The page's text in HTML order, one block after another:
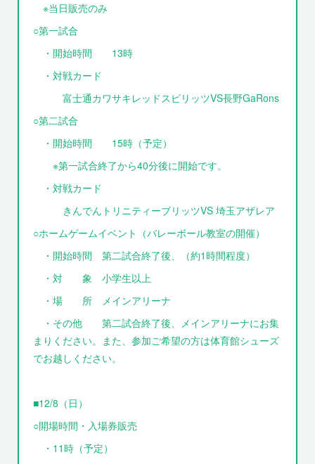
※当日販売のみ
○第一試合
・開始時間 13時
・対戦カード
富士通カワサキレッドスピリッツVS長野GaRons
○第二試合
・開始時間 15時（予定）
※第一試合終了から40分後に開始です。
・対戦カード
きんでんトリニティーブリッツVS 埼玉アザレア
○ホームゲームイベント（バレーボール教室の開催）
・開始時間 第二試合終了後、（約1時間程度）
・対 象 小学生以上
・場 所 メインアリーナ
・その他 第二試合終了後、メインアリーナにお集
まりください。また、参加ご希望の方は体育館シューズ
でお越しください。
■12/8（日）
○開場時間・入場券販売
・11時（予定）